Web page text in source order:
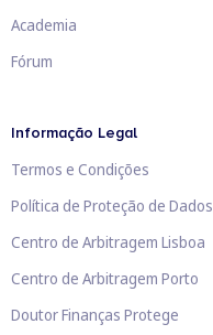
Academia
Fórum
Informação Legal
Termos e Condições
Política de Proteção de Dados
Centro de Arbitragem Lisboa
Centro de Arbitragem Porto
Doutor Finanças Protege